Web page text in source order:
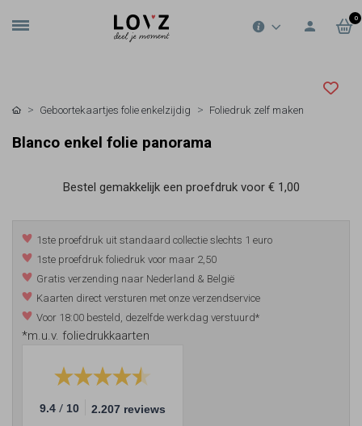
0
Geboortekaartjes folie enkelzijdig Foliedruk zelf maken
Blanco enkel folie panorama
Bestel gemakkelijk een proefdruk voor € 1,00
1ste proefdruk uit standaard collectie slechts 1 euro
1ste proefdruk foliedruk voor maar 2,50
Gratis verzending naar Nederland & België
Kaarten direct versturen met onze verzendservice
Voor 18:00 besteld, dezelfde werkdag verstuurd*
*m.u.v. foliedrukkaarten
9.4 / 10 2.207 reviews